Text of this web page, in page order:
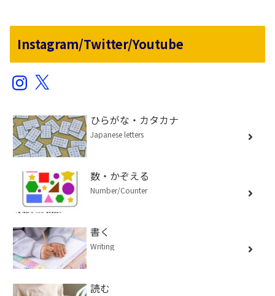
Instagram/Twitter/Youtube
Instagram
X
ひらがな・カタカナ
Japanese letters
数・かぞえる
Number/Counter
書く
Writing
読む